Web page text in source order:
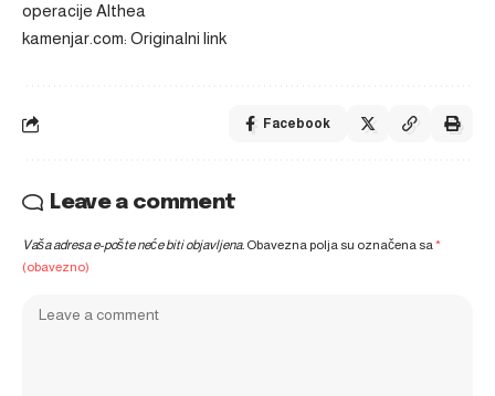
operacije Althea
kamenjar.com: Originalni link
Facebook
Leave a comment
Vaša adresa e-pošte neće biti objavljena. Obavezna polja su označena sa*
(obavezno)